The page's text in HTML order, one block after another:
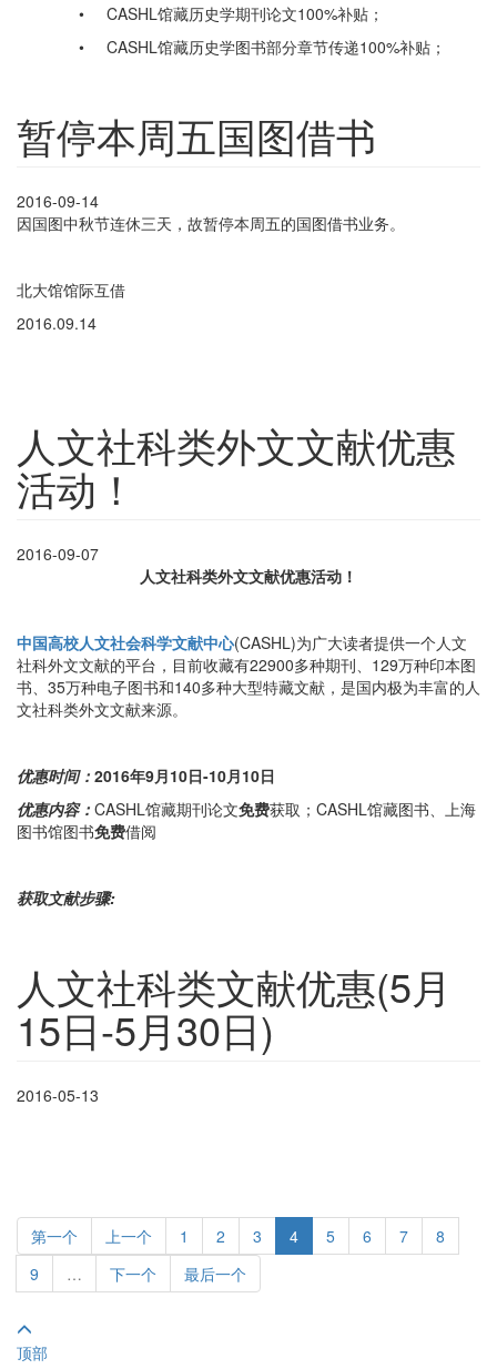
• CASHL馆藏历史学期刊论文100%补贴；
• CASHL馆藏历史学图书部分章节传递100%补贴；
暂停本周五国图借书
2016-09-14
因国图中秋节连休三天，故暂停本周五的国图借书业务。
北大馆馆际互借
2016.09.14
人文社科类外文文献优惠
活动！
2016-09-07
人文社科类外文文献优惠活动！
中国高校人文社会科学文献中心(CASHL)为广大读者提供一个人文
社科外文文献的平台，目前收藏有22900多种期刊、129万种印本图
书、35万种电子图书和140多种大型特藏文献，是国内极为丰富的人
文社科类外文文献来源。
优惠时间： 2016年9月10日-10月10日
优惠内容： CASHL馆藏期刊论文免费获取；CASHL馆藏图书、上海
图书馆图书免费借阅
获取文献步骤:
人文社科类文献优惠(5月
15日-5月30日)
2016-05-13
第一个 上一个 1 2 3 4 5 6 7
8
9
… 下一个 最后一个
顶部